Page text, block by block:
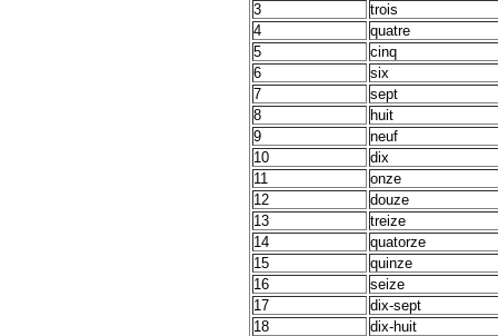
3
trois
4
quatre
5
cinq
6
six
7
sept
8
huit
9
neuf
10
dix
11
onze
12
douze
13
treize
14
quatorze
15
quinze
16
seize
17
dix-sept
18
dix-huit